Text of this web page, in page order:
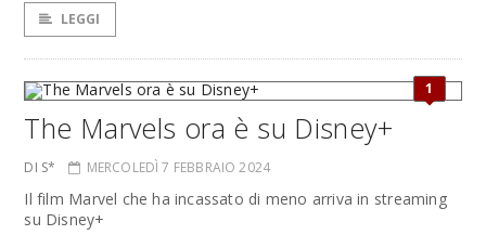
LEGGI
1
The Marvels ora è su Disney+
DI S* MERCOLEDÌ 7 FEBBRAIO 2024
Il film Marvel che ha incassato di meno arriva in streaming
su Disney+